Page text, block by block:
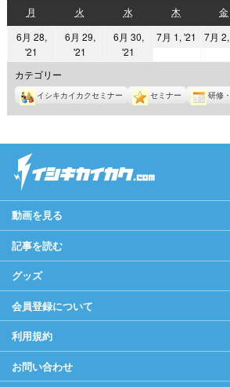
月
曜
日
火
曜
日
水水
曜
日
木
曜
日
金金
6月 28,
'21
年
6
月
28
6月 29,
'21
6
月
29
6月 30,
'21
6
月
30
7月 1, '21
2021
月
1
日
7月
カテゴリー
イシキカイカクセミナー セミナー 研修
動画を見る
記事を読む
グッズ
会員登録について
利用規約
お問い合わせ